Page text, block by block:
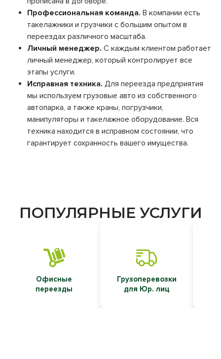
Профессиональная команда. В компании есть
такелажники и грузчики с большим опытом в
переездах различного масштаба.
Личный менеджер. С каждым клиентом работает
личный менеджер, который контролирует все
этапы услуги.
Исправная техника. Для переезда предприятия
мы используем грузовые авто из собственного
автопарка, а также краны, погрузчики,
манипуляторы и такелажное оборудование. Вся
техника находится в исправном состоянии, что
гарантирует сохранность вашего имущества.
ПОПУЛЯРНЫЕ УСЛУГИ
Офисные
переезды
Грузоперевозки
для Юр. лиц